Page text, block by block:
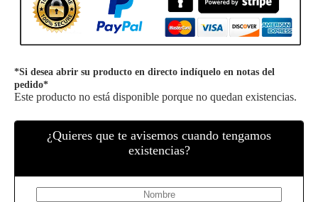
*Si desea abrir su producto en directo indíquelo en notas del
pedido*
Este producto no está disponible porque no quedan existencias.
¿Quieres que te avisemos cuando tengamos
existencias?